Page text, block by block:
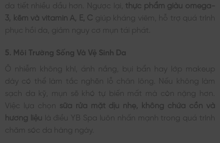
da tiết nhiều dầu hơn. Ngược lại, thực phẩm giàu omega-
3, kẽm và vitamin A, E, C giúp kháng viêm, hỗ trợ quá trình
phục hồi da, giảm nguy cơ mụn tái phát.
5. Môi Trường Sống Và Vệ Sinh Da
Ô nhiễm không khí, ánh nắng, bụi bẩn hay lớp makeup
dày có thể làm tắc nghẽn lỗ chân lông. Nếu không làm
sạch da kỹ, mụn sẽ khó tự biến mất mà còn nặng hơn.
Việc lựa chọn sữa rửa mặt dịu nhẹ, không chứa cồn và
hương liệu
là điều YB Spa luôn nhấn mạnh trong quá trình
chăm sóc da hàng ngày.